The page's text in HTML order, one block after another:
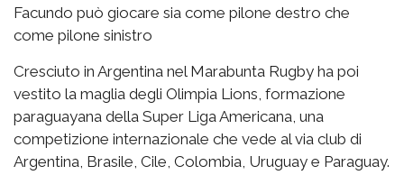
Facundo può giocare sia come pilone destro che
come pilone sinistro
Cresciuto in Argentina nel Marabunta Rugby ha poi
vestito la maglia degli Olimpia Lions, formazione
paraguayana della Super Liga Americana, una
competizione internazionale che vede al via club di
Argentina, Brasile, Cile, Colombia, Uruguay e Paraguay.